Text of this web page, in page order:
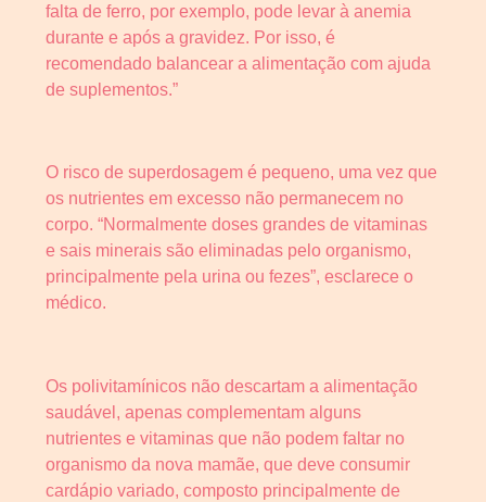
falta de ferro, por exemplo, pode levar à anemia
durante e após a gravidez. Por isso, é
recomendado balancear a alimentação com ajuda
de suplementos.”
O risco de superdosagem é pequeno, uma vez que
os nutrientes em excesso não permanecem no
corpo. “Normalmente doses grandes de vitaminas
e sais minerais são eliminadas pelo organismo,
principalmente pela urina ou fezes”, esclarece o
médico.
Os polivitamínicos não descartam a alimentação
saudável, apenas complementam alguns
nutrientes e vitaminas que não podem faltar no
organismo da nova mamãe, que deve consumir
cardápio variado, composto principalmente de